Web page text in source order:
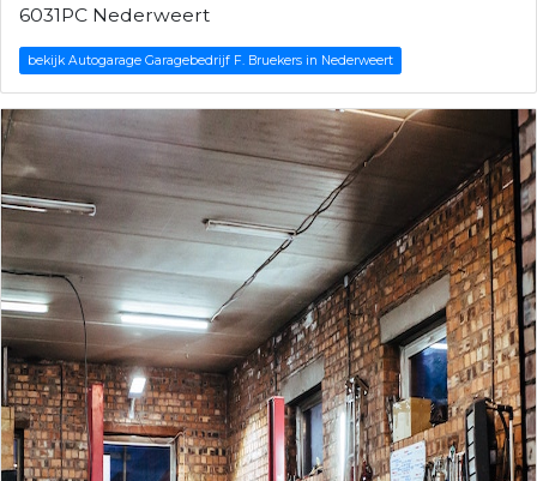
6031PC Nederweert
bekijk Autogarage Garagebedrijf F. Bruekers in Nederweert